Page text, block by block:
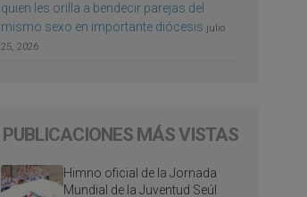
quien les orilla a bendecir parejas del
mismo sexo en importante diócesis julio
25, 2026
PUBLICACIONES MÁS VISTAS
Himno oficial de la Jornada
Mundial de la Juventud Seúl